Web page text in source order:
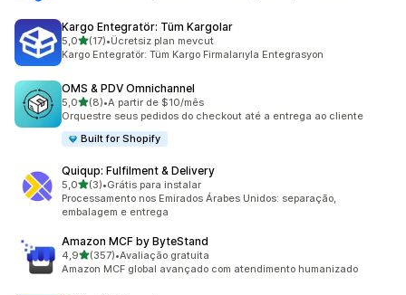
Kargo Entegratör: Tüm Kargolar
5,0de 5 estrelas
(17)
17 avaliações ao todo
•Ücretsiz plan mevcut
Kargo Entegratör: Tüm Kargo Firmalarıyla Entegrasyon
OMS & PDV Omnichannel
5,0de 5 estrelas
(8)
8 avaliações ao todo
•A partir de $10/mês
Orquestre seus pedidos do checkout até a entrega ao cliente
Built for Shopify
Quiqup: Fulfilment & Delivery
5,0de 5 estrelas
(3)
3 avaliações ao todo
•Grátis para instalar
Processamento nos Emirados Árabes Unidos: separação,
embalagem e entrega
Amazon MCF by ByteStand
4,9de 5 estrelas
(357)
357 avaliações ao todo
•Avaliação gratuita
Amazon MCF global avançado com atendimento humanizado